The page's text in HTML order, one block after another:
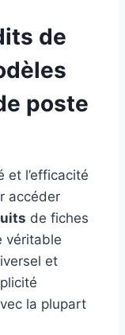
de
poste
et l’efficacité
accéder
de fiches
véritable
et
la plupart